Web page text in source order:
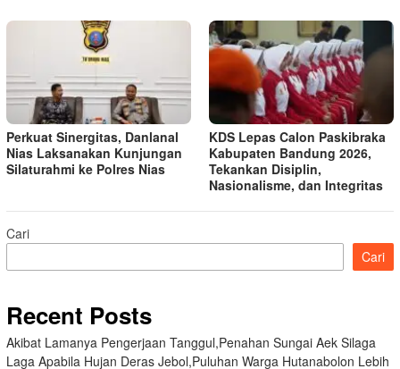
Perkuat Sinergitas, Danlanal
Nias Laksanakan Kunjungan
Silaturahmi ke Polres Nias
KDS Lepas Calon Paskibraka
Kabupaten Bandung 2026,
Tekankan Disiplin,
Nasionalisme, dan Integritas
Cari
Cari
Recent Posts
Akibat Lamanya Pengerjaan Tanggul,Penahan Sungai Aek Silaga
Laga Apabila Hujan Deras Jebol,Puluhan Warga Hutanabolon Lebih